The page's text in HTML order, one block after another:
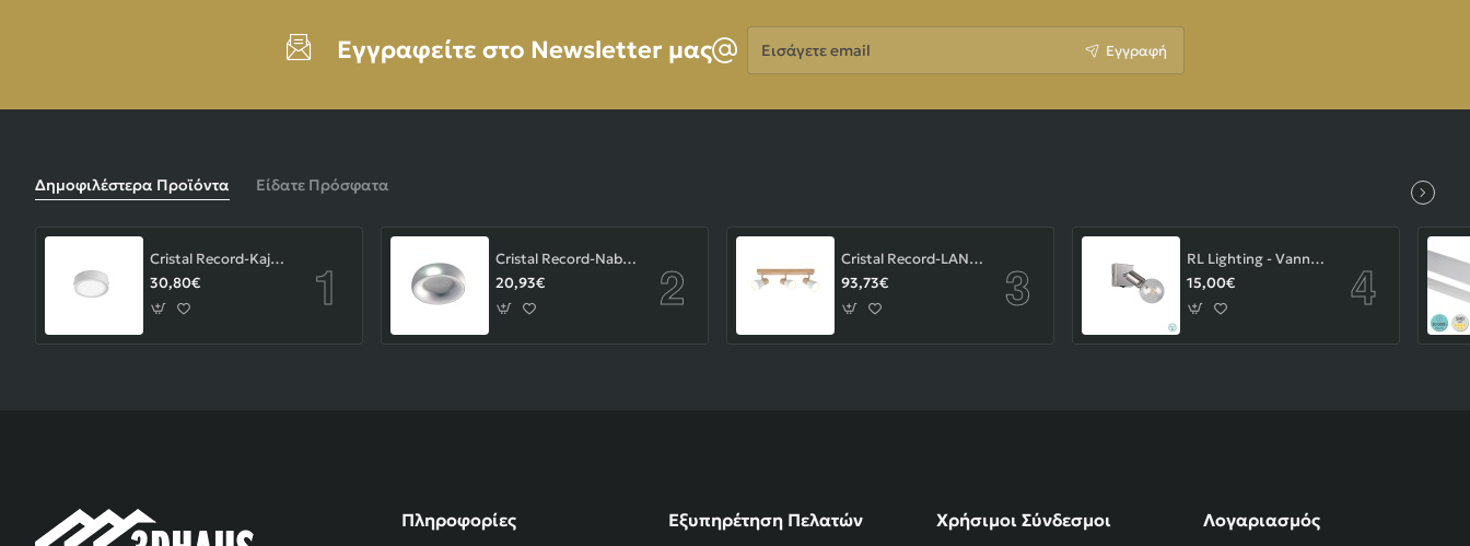
Εγγραφείτε στο Newsletter μας
Εισάγετε
email
Εγγραφή
Δημοφιλέστερα Προϊόντα Είδατε Πρόσφατα
Cristal Record-Kaju Φωτιστικό Οροφής/Επιτοίχιο LED 8W, Γκρι
30,80€
Cristal Record-Nabila Χωνευτό Σποτ GU10 ΚΩΔ.-01-180-01-281
20,93€
Cristal Record-LAN Φωτιστικού οροφής Ε14 ΚΩΔ.-43-103-14-000
93,73€
RL Lighting - Vannes Επιτοίχιο Φωτιστικό Σποτ 1xE27 Νίκελ Ματ ΚΩΔ.-R80181707
15,00€
Πληροφορίες Εξυπηρέτηση Πελατών Χρήσιμοι Σύνδεσμοι Λογαριασμός